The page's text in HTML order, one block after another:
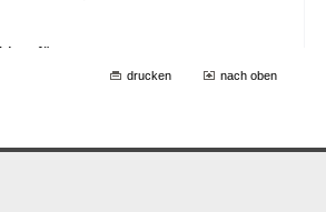
drucken nach oben